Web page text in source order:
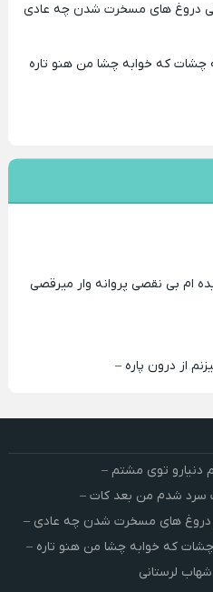
دروغ‌ های مسخرت شدن چه عادی
چشات که خوابه چشا من هنو تاره
ام بی نقصی پروانه وار میرقصی
از درون پاره –
دنیارو توی مشتم –
سرد شدم من بعد کات –
دروغ‌ های مسخرت شدن چه عادی –
چشات که خوابه چشا من هنو تاره –
شهاب لرستانی